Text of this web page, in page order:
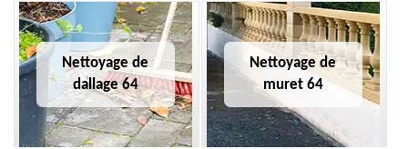
Nettoyage de
dallage 64
Nettoyage de
muret 64